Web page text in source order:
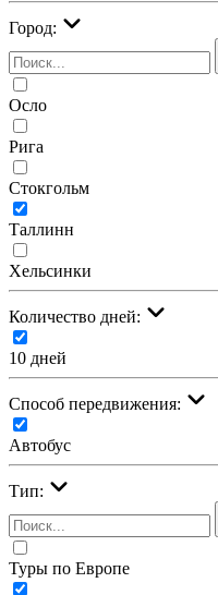
Город:
Осло
Рига
Стокгольм
Таллинн
Хельсинки
Количество дней:
10 дней
Cпособ передвижения:
Автобус
Тип:
Туры по Европе